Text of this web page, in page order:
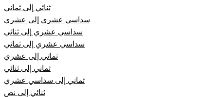
ثنائي إلى ثماني
سداسي عشري إلى عشري
سداسي عشري إلى ثنائي
سداسي عشري إلى ثماني
ثماني إلى عشري
ثماني إلى ثنائي
ثماني إلى سداسي عشري
ثنائي إلى نص